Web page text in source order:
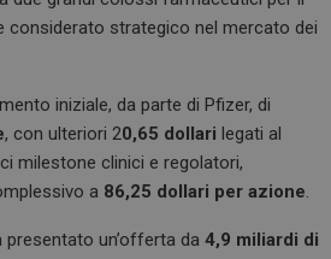
considerato strategico nel mercato dei
iniziale, da parte di Pfizer, di
, con ulteriori 20,65 dollari legati al
milestone clinici e regolatori,
a 86,25 dollari per azione.
presentato un’offerta da4,9 miliardi di